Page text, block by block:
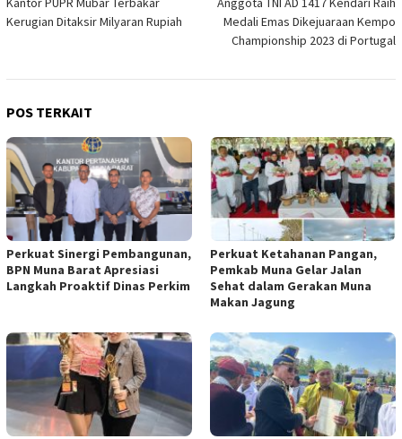
pos
Kerugian Ditaksir Milyaran Rupiah
Medali Emas Dikejuaraan Kempo
Championship 2023 di Portugal
POS TERKAIT
Perkuat Sinergi Pembangunan,
BPN Muna Barat Apresiasi
Langkah Proaktif Dinas Perkim
Perkuat Ketahanan Pangan,
Pemkab Muna Gelar Jalan
Sehat dalam Gerakan Muna
Makan Jagung